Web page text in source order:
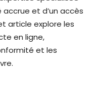
et d’un accès
article explore les
en ligne,
et les